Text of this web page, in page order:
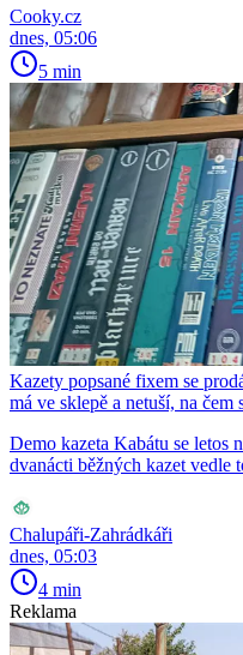
Cooky.cz
dnes, 05:06
5 min
Kazety popsané fixem se
má ve sklepě a netuší, na čem
Demo kazeta Kabátu se letos
dvanácti běžných kazet vedle
Chalupáři-Zahrádkáři
dnes, 05:03
4 min
Reklama